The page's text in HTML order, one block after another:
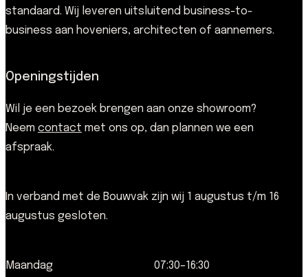
standaard. Wij leveren uitsluitend business-to-
business aan hoveniers, architecten of aannemers.
Openingstijden
Wil je een bezoek brengen aan onze showroom?
Neem contact met ons op, dan plannen we een
afspraak.
In verband met de Bouwvak zijn wij 1 augustus t/m 16
augustus gesloten.
Maandag 07:30–16:30